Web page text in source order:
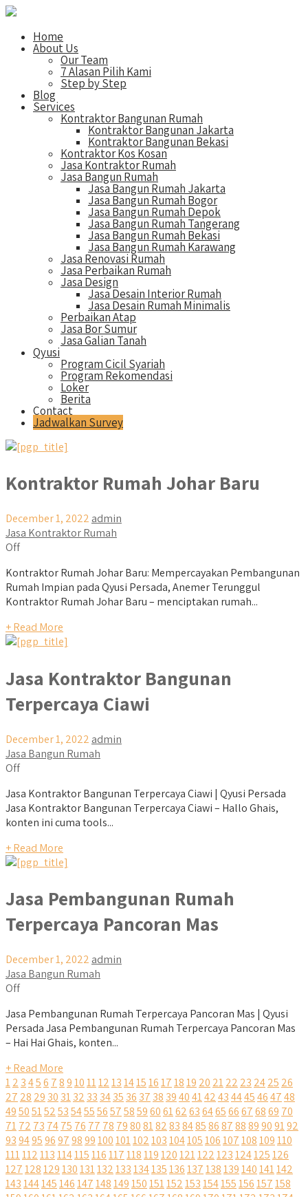
Home
About Us
Our Team
7 Alasan Pilih Kami
Step by Step
Blog
Services
Kontraktor Bangunan Rumah
Kontraktor Bangunan Jakarta
Kontraktor Bangunan Bekasi
Kontraktor Kos Kosan
Jasa Kontraktor Rumah
Jasa Bangun Rumah
Jasa Bangun Rumah Jakarta
Jasa Bangun Rumah Bogor
Jasa Bangun Rumah Depok
Jasa Bangun Rumah Tangerang
Jasa Bangun Rumah Bekasi
Jasa Bangun Rumah Karawang
Jasa Renovasi Rumah
Jasa Perbaikan Rumah
Jasa Design
Jasa Desain Interior Rumah
Jasa Desain Rumah Minimalis
Perbaikan Atap
Jasa Bor Sumur
Jasa Galian Tanah
Qyusi
Program Cicil Syariah
Program Rekomendasi
Loker
Berita
Contact
Jadwalkan Survey
Kontraktor Rumah Johar Baru
December 1, 2022 admin
Jasa Kontraktor Rumah
Off
Kontraktor Rumah Johar Baru: Mempercayakan Pembangunan
Rumah Impian pada Qyusi Persada, Anemer Terunggul
Kontraktor Rumah Johar Baru – menciptakan rumah...
+ Read More
Jasa Kontraktor Bangunan
Terpercaya Ciawi
December 1, 2022 admin
Jasa Bangun Rumah
Off
Jasa Kontraktor Bangunan Terpercaya Ciawi | Qyusi Persada
Jasa Kontraktor Bangunan Terpercaya Ciawi – Hallo Ghais,
konten ini cuma tools...
+ Read More
Jasa Pembangunan Rumah
Terpercaya Pancoran Mas
December 1, 2022 admin
Jasa Bangun Rumah
Off
Jasa Pembangunan Rumah Terpercaya Pancoran Mas | Qyusi
Persada Jasa Pembangunan Rumah Terpercaya Pancoran Mas
– Hai Hai Ghais, konten...
+ Read More
12 3456 78910111213141516171819 20 2122 23 2425 26
27 28 29 30 3132 33 3435 36 37 38 39404142434445464748
495051525354555657585960616263646566676869 70
7172 73 7475 76 77 78 7980818283848586878889909192
93949596979899100101102103104105106107108109110
111112113114115116117118119120121122123124125126
127128129130131132133134135136137138139140141142
143144145146147148149150151152153154155156157158